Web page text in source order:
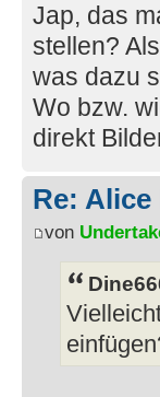
Jap, das
stellen?
was dazu
Wo bzw.
direkt
Re:
von